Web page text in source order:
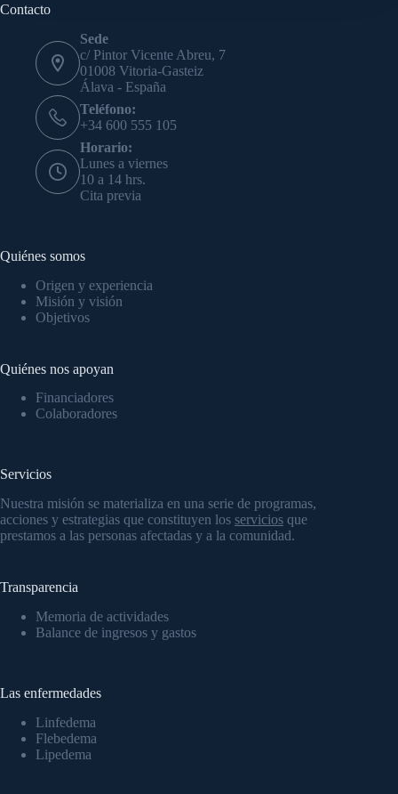
Contacto
Sede
c/ Pintor Vicente Abreu, 7
01008 Vitoria-Gasteiz
Álava - España
Teléfono:
+34 600 555 105
Horario:
Lunes a viernes
10 a 14 hrs.
Cita previa
Quiénes somos
Origen y experiencia
Misión y visión
Objetivos
Quiénes nos apoyan
Financiadores
Colaboradores
Servicios
Nuestra misión se materializa en una serie de programas,
acciones y estrategias que constituyen los servicios que
prestamos a las personas afectadas y a la comunidad.
Transparencia
Memoria de actividades
Balance de ingresos y gastos
Las enfermedades
Linfedema
Flebedema
Lipedema